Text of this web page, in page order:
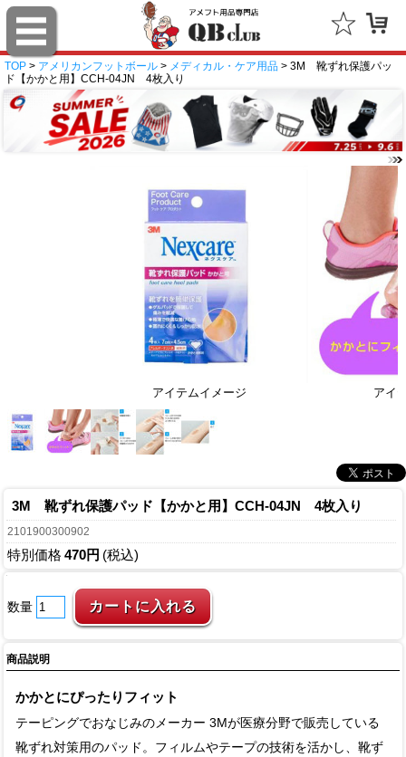
TOP > アメリカンフットボール > メディカル・ケア用品 > 3M 靴ずれ保護パッ
ド【かかと用】CCH-04JN 4枚入り
アイテムイメージ アイ
3M 靴ずれ保護パッド【かかと用】CCH-04JN 4枚入り
2101900300902
特別価格 470円 (税込)
数量
商品説明
かかとにぴったりフィット
テーピングでおなじみのメーカー 3Mが医療分野で販売している
靴ずれ対策用のパッド。フィルムやテープの技術を活かし、靴ず